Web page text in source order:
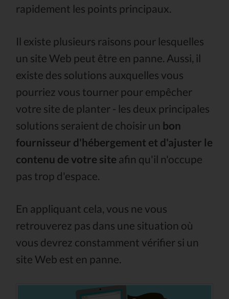
rapidement les points principaux.
Il existe plusieurs raisons pour lesquelles
un site Web peut être en panne. Aussi, il
existe des solutions auxquelles vous
pourriez vous tourner pour empêcher
votre site de planter - les deux principales
solutions seraient de choisir un bon
fournisseur d'hébergement et d'ajuster le
contenu de votre site afin qu'il n'occupe
pas trop d'espace.
En appliquant cela, vous ne vous
retrouverez pas dans une situation où
vous devrez constamment vérifier si un
site Web est en panne.